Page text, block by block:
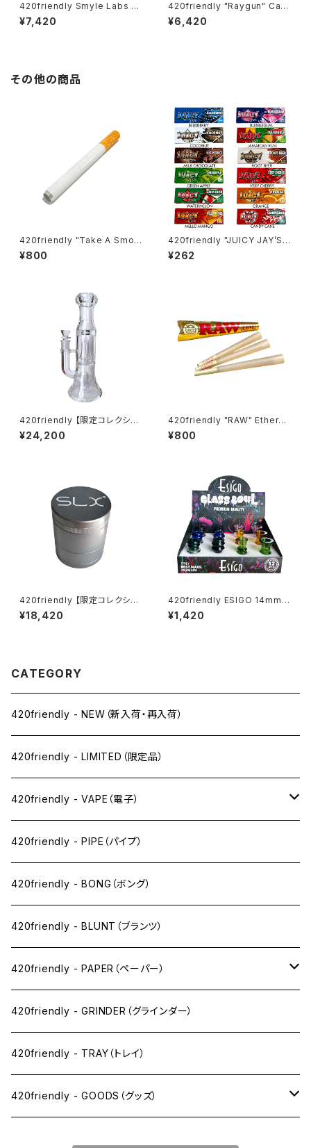
420friendly Smyle Labs パ
ーマネントマーカー型アロマデ
バイス “ペンジャミン”
¥7,420
420friendly "Raygun" Cart
Battery｜光×音×操作性の未
来型510バッテリー
¥6,420
その他の商品
420friendly "Take A Smok
e" こっそりチルタイム Cigarett
e Bat ロング シガレットワンヒ
¥800
420friendly "JUICY JAY’S"
フレーバーペーパー（1¼サイズ
／ 32枚入り）
¥262
420friendly 【限定コレクショ
ン】EG Glass - Double Perc
Glass Bong / ガラスボング (2
¥24,200
420friendly "RAW" Etherea
l Cones - コーン (KING siz
e)
¥800
420friendly 【限定コレクショ
ン】SLX未発売！日本初上陸！ Fl
ower Mill “VHSA Limited E
¥18,420
420friendly ESIGO 14mmガ
ラスボウル(火皿) Phoenix As
h Catcher
¥1,420
CATEGORY
420friendly - NEW（新入荷・再入荷）
420friendly - LIMITED（限定品）
420friendly - VAPE（電子）
ペン下
ニコパフ系
ドライ系
ワックス系
420friendly - PIPE（パイプ）
420friendly - BONG（ボング）
420friendly - BLUNT（ブランツ）
420friendly - PAPER（ペーパー）
SW(シングルワイド）サイズ
1 1/4サイズ
キングサイズスリム
420friendly - GRINDER（グラインダー）
420friendly - TRAY（トレイ）
420friendly - GOODS（グッズ）